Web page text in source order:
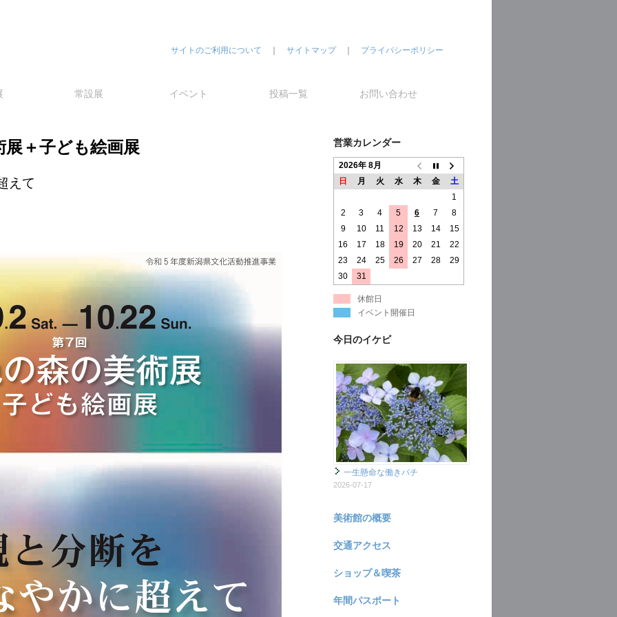
サイトのご利用について サイトマップ｜ プライバシーポリシー
常設展 イベント 投稿一覧 お問い合わせ
＋子ども絵画展
えて
営業カレンダー
2026年 8月
日
月 火 水 木 金
土
1
2
3 4 5 6 7
8
9
10 11 12 13 14
15
16
17 18 19 20 21
22
23
24 25 26 27 28
29
30
31
休館日
イベント開催日
今日のイケビ
一生懸命な働きバチ
2026-07-17
美術館の概要
交通アクセス
ショップ＆喫茶
年間パスポート